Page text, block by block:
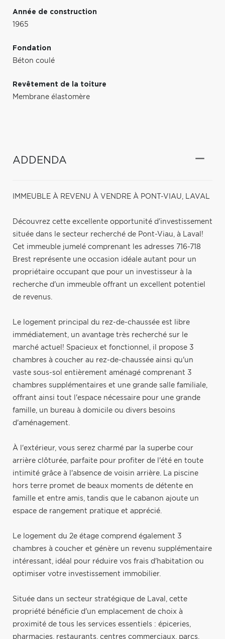
Année de construction
1965
Fondation
Béton coulé
Revêtement de la toiture
Membrane élastomère
ADDENDA
IMMEUBLE À REVENU À VENDRE À PONT-VIAU, LAVAL
Découvrez cette excellente opportunité d'investissement
située dans le secteur recherché de Pont-Viau, à Laval!
Cet immeuble jumelé comprenant les adresses 716-718
Brest représente une occasion idéale autant pour un
propriétaire occupant que pour un investisseur à la
recherche d'un immeuble offrant un excellent potentiel
de revenus.
Le logement principal du rez-de-chaussée est libre
immédiatement, un avantage très recherché sur le
marché actuel! Spacieux et fonctionnel, il propose 3
chambres à coucher au rez-de-chaussée ainsi qu'un
vaste sous-sol entièrement aménagé comprenant 3
chambres supplémentaires et une grande salle familiale,
offrant ainsi tout l'espace nécessaire pour une grande
famille, un bureau à domicile ou divers besoins
d'aménagement.
À l'extérieur, vous serez charmé par la superbe cour
arrière clôturée, parfaite pour profiter de l'été en toute
intimité grâce à l'absence de voisin arrière. La piscine
hors terre promet de beaux moments de détente en
famille et entre amis, tandis que le cabanon ajoute un
espace de rangement pratique et apprécié.
Le logement du 2e étage comprend également 3
chambres à coucher et génère un revenu supplémentaire
intéressant, idéal pour réduire vos frais d'habitation ou
optimiser votre investissement immobilier.
Située dans un secteur stratégique de Laval, cette
propriété bénéficie d'un emplacement de choix à
proximité de tous les services essentiels : épiceries,
pharmacies, restaurants, centres commerciaux, parcs,